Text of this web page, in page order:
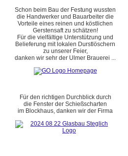
Schon beim Bau der Festung wussten
die Handwerker und Bauarbeiter die
Vorteile eines reinen und köstlichen
Gerstensaft zu schätzen!
Für die vielfältige Unterstützung und
Belieferung mit lokalen Durstlöschern
zu unserer Feier,
danken wir sehr der Ulmer Brauerei ...
Für den richtigen Durchblick durch
die Fenster der Schießscharten
im Blockhaus, danken wir der Firma